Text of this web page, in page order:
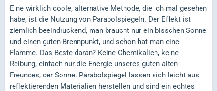
Eine wirklich coole, alternative Methode, die ich mal gesehen
habe, ist die Nutzung von Parabolspiegeln. Der Effekt ist
ziemlich beeindruckend, man braucht nur ein bisschen Sonne
und einen guten Brennpunkt, und schon hat man eine
Flamme. Das Beste daran? Keine Chemikalien, keine
Reibung, einfach nur die Energie unseres guten alten
Freundes, der Sonne. Parabolspiegel lassen sich leicht aus
reflektierenden Materialien herstellen und sind ein echtes